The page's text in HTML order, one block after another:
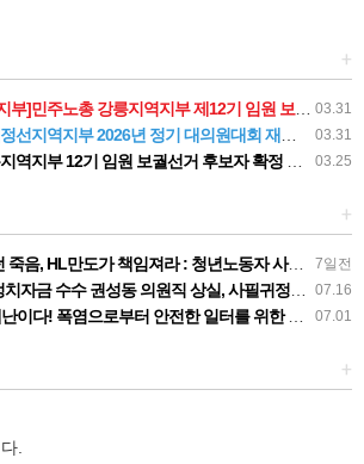
+
03.31
주노총 강릉지역지부 제12기 임원 보궐선거결과 공고
03.31
지역지부 2026년 정기 대의원대회 재소집 건
03.25
지부 12기 임원 보궐선거 후보자 확정 공고
+
7일전
임져라 : 청년노동자 사망사고의 철저한 진상규명과 재발방지 대책 마련하라
07.16
자금 수수 권성동 의원직 상실, 사필귀정이다
07.01
터 안전한 일터를 위한 민주노총 강원지역본부 폭염감시단 선포 기자회견
+
.